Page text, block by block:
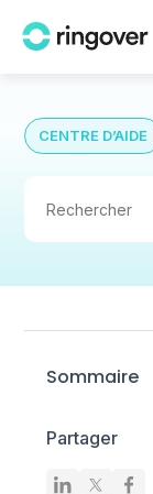
CENTRE D’AIDE
Sommaire
Partager